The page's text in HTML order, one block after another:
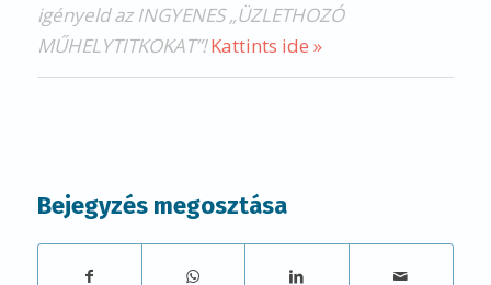
igényeld az INGYENES „ÜZLETHOZÓ
MŰHELYTITKOKAT”! Kattints ide »
Bejegyzés megosztása